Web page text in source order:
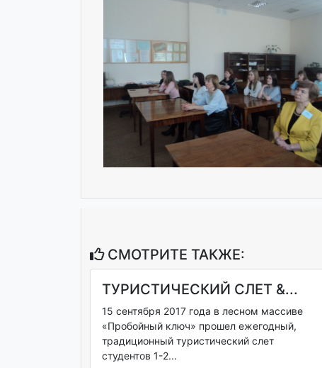
СМОТРИТЕ ТАКЖЕ:
ТУРИСТИЧЕСКИЙ СЛЕТ &...
15 сентября 2017 года в лесном массиве
«Пробойный ключ» прошел ежегодный,
традиционный туристический слет
студентов 1-2...